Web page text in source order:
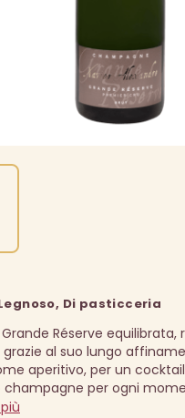
Di pasticceria
Réserve equilibrata,
al suo lungo
aperitivo, per un
champagne per ogni